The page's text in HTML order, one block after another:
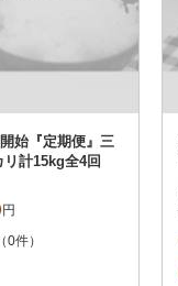
始『定期便』三
計15kg全4回
円
（0件）